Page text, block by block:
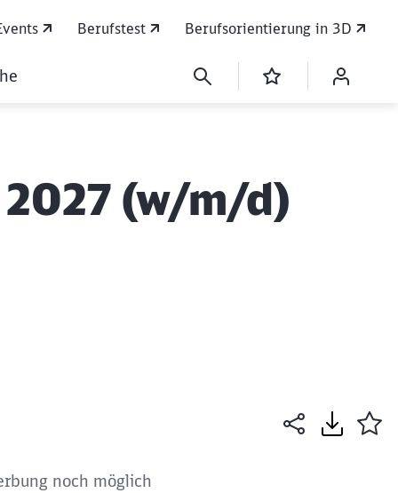
Berufstest Berufsorientierung in 3D
(w/m/d)
noch möglich